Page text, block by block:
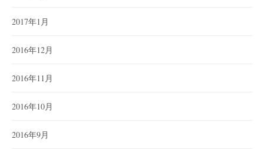
2017年1月
2016年12月
2016年11月
2016年10月
2016年9月